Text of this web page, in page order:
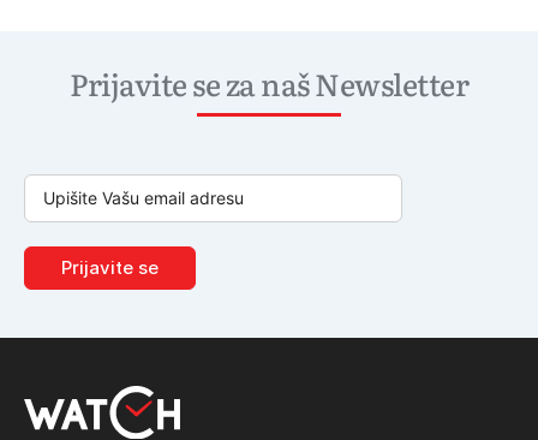
Prijavite se za naš Newsletter
Prijavite se